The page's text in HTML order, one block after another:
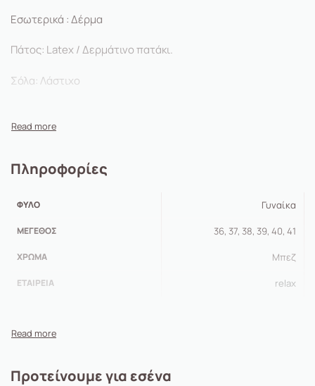
Εσωτερικά : Δέρμα
Πάτος: Latex / Δερμάτινο πατάκι.
Σόλα: Λάστιχο
Πληροφορίες
ΦΎΛΟ Γυναίκα
ΜΈΓΕΘΟΣ 36, 37, 38, 39, 40, 41
ΧΡΏΜΑ Μπεζ
ΕΤΑΙΡΕΊΑ relax
Προτείνουμε για εσένα